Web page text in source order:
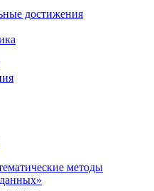
достижения
методы